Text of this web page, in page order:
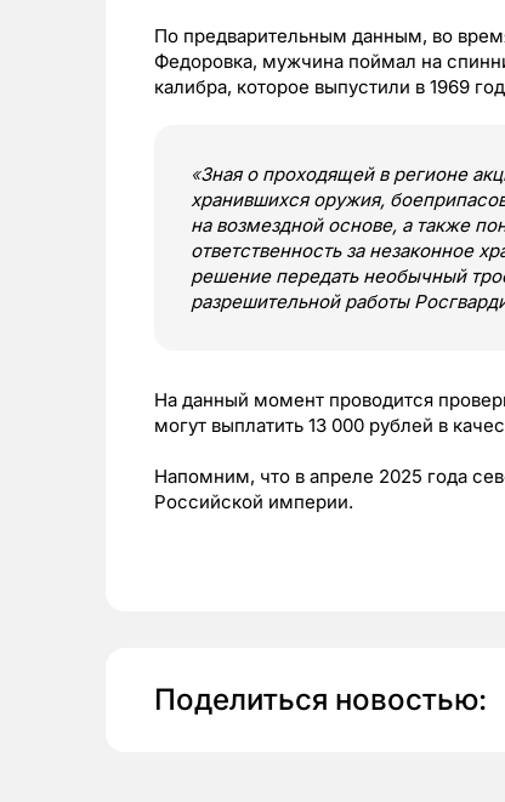
По предварительным данным, во
Федоровка, мужчина поймал на
калибра, которое выпустили в 1969
«Зная о проходящей в регионе
хранившихся оружия,
на возмездной основе, а также
ответственность за незаконное
решение передать необычный
разрешительной работы
На данный момент проводится
могут выплатить 13 000 рублей в
Напомним, что в апреле 2025 года
Российской империи.
Поделиться новостью: